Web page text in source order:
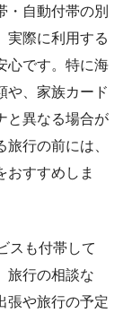
・自動付帯の別
実際に利用する
心です。特に海
や、家族カード
と異なる場合が
行の前には、
おすすめしま
スも付帯して
旅行の相談な
張や旅行の予定